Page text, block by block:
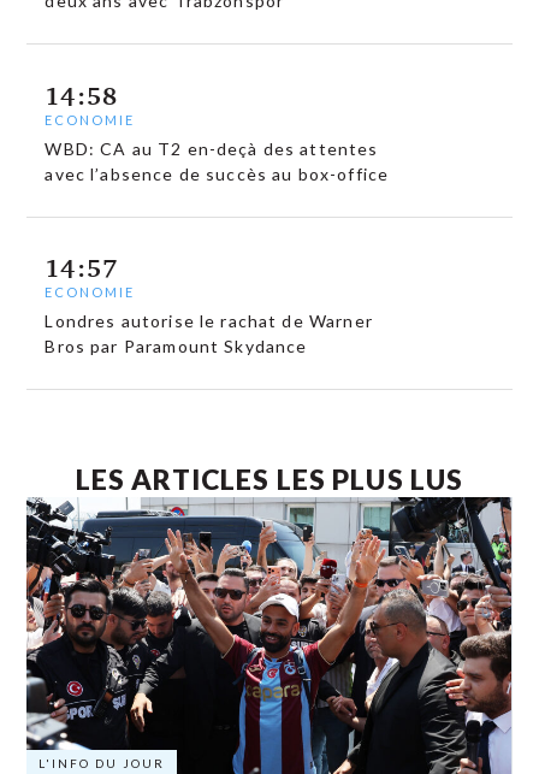
14:58
ECONOMIE
WBD: CA au T2 en-deçà des attentes
avec l’absence de succès au box-office
14:57
ECONOMIE
Londres autorise le rachat de Warner
Bros par Paramount Skydance
LES ARTICLES LES PLUS LUS
L'INFO DU JOUR